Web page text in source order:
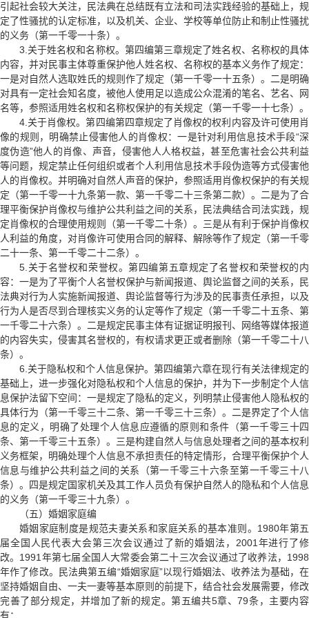
引起社会较大关注，民法典在总结既有立法和司法实践经验的基础上，规
定了性骚扰的认定标准，以及机关、企业、学校等单位防止和制止性骚扰
的义务（第一千零一十条）。
3.关于姓名权和名称权。第四编第三章规定了姓名权、名称权的具体
内容，并对民事主体尊重保护他人姓名权、名称权的基本义务作了规定：
一是对自然人选取姓氏的规则作了规定（第一千零一十五条）。二是明确
对具有一定社会知名度，被他人使用足以造成公众混淆的笔名、艺名、网
名等，参照适用姓名权和名称权保护的有关规定（第一千零一十七条）。
4.关于肖像权。第四编第四章规定了肖像权的权利内容及许可使用肖
像的规则，明确禁止侵害他人的肖像权：一是针对利用信息技术手段“深
度伪造”他人的肖像、声音，侵害他人人格权益，甚至危害社会公共利益
等问题，规定禁止任何组织或者个人利用信息技术手段伪造等方式侵害他
人的肖像权。并明确对自然人声音的保护，参照适用肖像权保护的有关规
定（第一千零一十九条第一款、第一千零二十三条第二款）。二是为了合
理平衡保护肖像权与维护公共利益之间的关系，民法典结合司法实践，规
定肖像权的合理使用规则（第一千零二十条）。三是从有利于保护肖像权
人利益的角度，对肖像许可使用合同的解释、解除等作了规定（第一千零
二十一条、第一千零二十二条）。
5.关于名誉权和荣誉权。第四编第五章规定了名誉权和荣誉权的内
容：一是为了平衡个人名誉权保护与新闻报道、舆论监督之间的关系，民
法典对行为人实施新闻报道、舆论监督等行为涉及的民事责任承担，以及
行为人是否尽到合理核实义务的认定等作了规定（第一千零二十五条、第
一千零二十六条）。二是规定民事主体有证据证明报刊、网络等媒体报道
的内容失实，侵害其名誉权的，有权请求更正或者删除（第一千零二十八
条）。
6.关于隐私权和个人信息保护。第四编第六章在现行有关法律规定的
基础上，进一步强化对隐私权和个人信息的保护，并为下一步制定个人信
息保护法留下空间：一是规定了隐私的定义，列明禁止侵害他人隐私权的
具体行为（第一千零三十二条、第一千零三十三条）。二是界定了个人信
息的定义，明确了处理个人信息应遵循的原则和条件（第一千零三十四
条、第一千零三十五条）。三是构建自然人与信息处理者之间的基本权利
义务框架，明确处理个人信息不承担责任的特定情形，合理平衡保护个人
信息与维护公共利益之间的关系（第一千零三十六条至第一千零三十八
条）。四是规定国家机关及其工作人员负有保护自然人的隐私和个人信息
的义务（第一千零三十九条）。
（五）婚姻家庭编
婚姻家庭制度是规范夫妻关系和家庭关系的基本准则。1980年第五
届全国人民代表大会第三次会议通过了新的婚姻法，2001年进行了修
改。1991年第七届全国人大常委会第二十三次会议通过了收养法，1998
年作了修改。民法典第五编“婚姻家庭”以现行婚姻法、收养法为基础，在
坚持婚姻自由、一夫一妻等基本原则的前提下，结合社会发展需要，修改
完善了部分规定，并增加了新的规定。第五编共5章、79条，主要内容
有：